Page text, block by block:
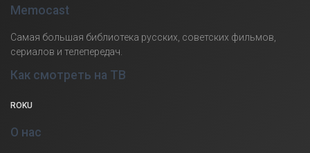
Memocast
Самая большая библиотека русских, советских фильмов,
сериалов и телепередач.
Как смотреть на ТВ
ROKU
О нас